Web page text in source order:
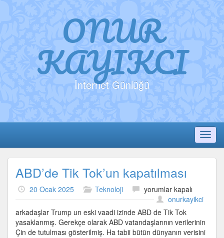
ONUR
KAYIKCI
İnternet Günlüğü
ABD’de Tik Tok’un kapatılması
20 Ocak 2025 Teknoloji
ABD’de
Tok’un
kapatılması
için
yorumlar kapalı
onurkayikci
arkadaşlar Trump un eski vaadi izinde ABD de Tik Tok
yasaklanmış. Gerekçe olarak ABD vatandaşlarının verilerinin
Çin de tutulması gösterilmiş. Ha tabii bütün dünyanın verisini